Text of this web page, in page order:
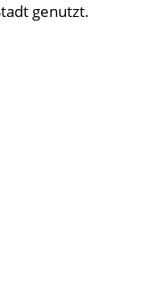
genutzt.